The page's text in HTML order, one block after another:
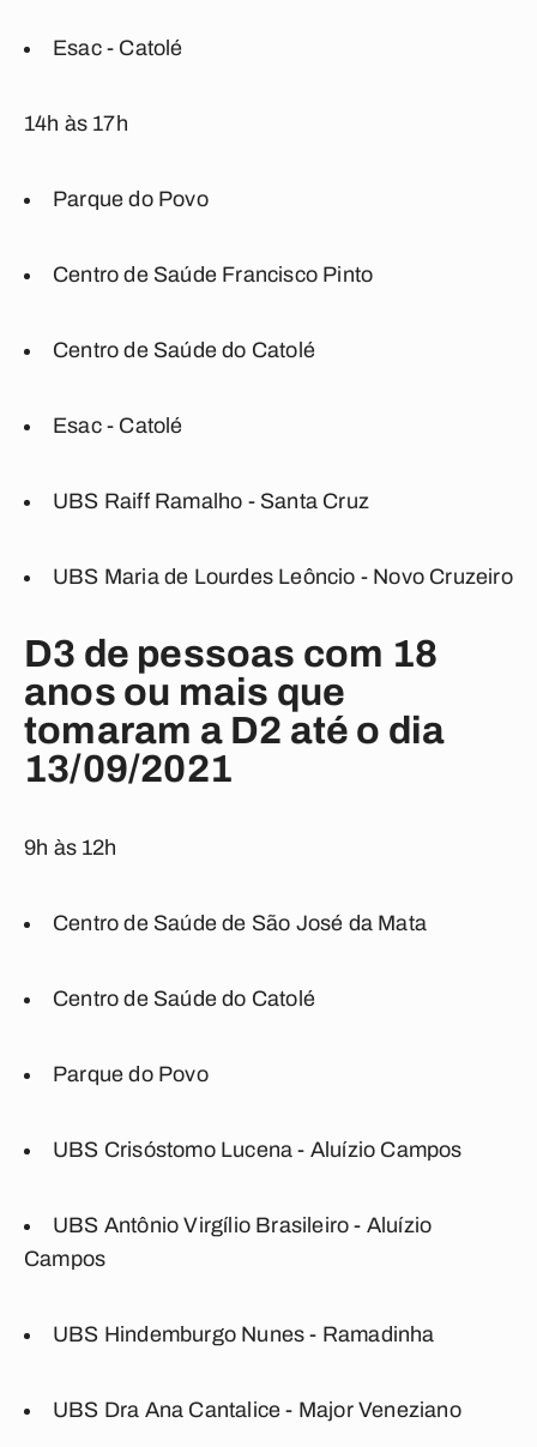
Esac - Catolé
14h às 17h
Parque do Povo
Centro de Saúde Francisco Pinto
Centro de Saúde do Catolé
Esac - Catolé
UBS Raiff Ramalho - Santa Cruz
UBS Maria de Lourdes Leôncio - Novo Cruzeiro
D3 de pessoas com 18
anos ou mais que
tomaram a D2 até o dia
13/09/2021
9h às 12h
Centro de Saúde de São José da Mata
Centro de Saúde do Catolé
Parque do Povo
UBS Crisóstomo Lucena - Aluízio Campos
UBS Antônio Virgílio Brasileiro - Aluízio
Campos
UBS Hindemburgo Nunes - Ramadinha
UBS Dra Ana Cantalice - Major Veneziano